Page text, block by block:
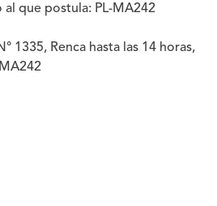
al que postula: PL-MA242
1335, Renca hasta las 14 horas,